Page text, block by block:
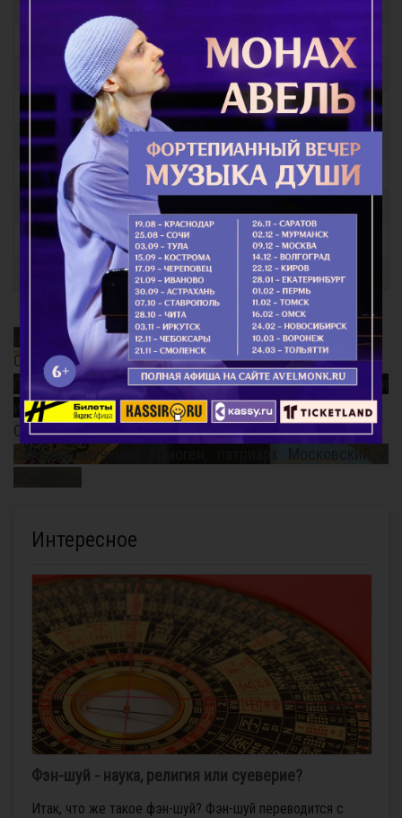
Молитвы при различных заболеваниях
Молитвы за детей
Молитвы о семейном благополучии
Молитвы Заупокойные
Молитвы перед иконами Пресвятой Богородицы
Молитвы праздникам
Молитвы общие
Молитвы святым
Благодатный Огонь
Смысл поста
Почему так важно поминать усопших? Непридуманная
история...
Старец Варнава (Меркулов)
Священномученик Ермоген, патриарх Московский и
Интересное
Фэн-шуй - наука, религия или суеверие?
Итак, что же такое фэн-шуй? Фэн-шуй переводится с